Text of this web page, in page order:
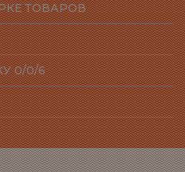
ТОВАРОВ
0/0/6